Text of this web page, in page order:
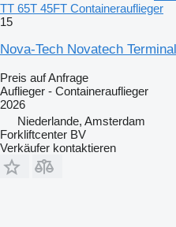
TT 65T 45FT Containerauflieger
15
Nova-Tech Novatech
Preis auf Anfrage
Auflieger - Containerauflieger
2026
Niederlande, Amsterdam
Forkliftcenter BV
Verkäufer kontaktieren